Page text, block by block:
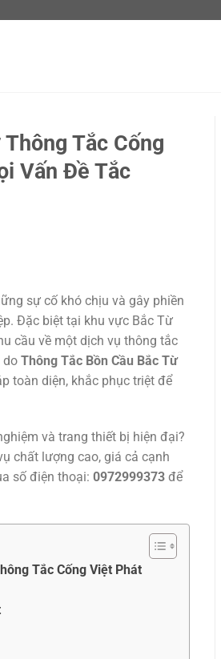
Tắc Cống
Vấn Đề Tắc
sự cố khó chịu và gây phiền
Đặc biệt tại khu vực Bắc Từ
cầu về một dịch vụ thông tắc
do Thông Tắc Bồn Cầu Bắc Từ
toàn diện, khắc phục triệt để
và trang thiết bị hiện đại?
chất lượng cao, giá cả cạnh
số điện thoại: 0972999373 để
Tắc Cống Việt Phát